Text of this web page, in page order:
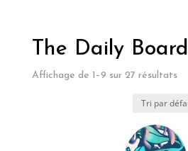
The Daily Board
Affichage de 1–9 sur 27 résultats